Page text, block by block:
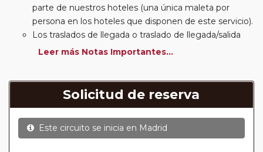
parte de nuestros hoteles (una única maleta por
persona en los hoteles que disponen de este servicio).
Los traslados de llegada o traslado de llegada/salida
estarán incluidos según itinerario.
suplemento de media pensión (incluirá un número de
almuerzos o cenas señalado en su itinerario).
En muchos itinerarios le incluimos algunas cenas. En
circuitos clásicos Europeos normalmente las entradas
Leer más Notas Importantes...
Solicitud de reserva
Este circuito se inicia en Madrid